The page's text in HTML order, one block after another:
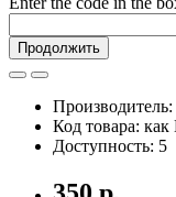
Продолжить
Производитель:
Код товара:
Доступность: 5